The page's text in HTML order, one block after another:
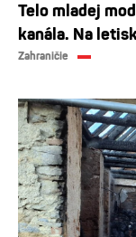
Telo mladej
kanála. Na
Zahraničie